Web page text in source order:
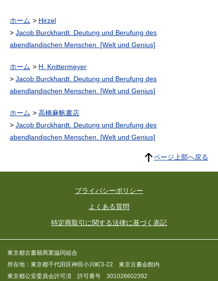
ホーム
Hirzel
Jacob Burckhardt. Deutung und Berufung des
abendlandischen Menschen. [Welt und Genius]
ホーム
H. Knittermeyer
Jacob Burckhardt. Deutung und Berufung des
abendlandischen Menschen. [Welt und Genius]
ホーム
高橋麻帆書店
Jacob Burckhardt. Deutung und Berufung des
abendlandischen Menschen. [Welt und Genius]
ページ上部へ戻る
プライバシーポリシー
よくある質問
特定商取引に関する法律に基づく表記
東京都古書籍商業協同組合
所在地：東京都千代田区神田小川町3-22 東京古書会館内
東京都公安委員会許可済 許可番号 301026602392